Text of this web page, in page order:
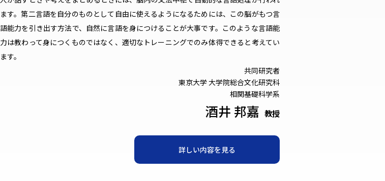
ます。第二言語を自分のものとして自由に使えるようになるためには、この脳がもつ言
語能力を引き出す方法で、自然に言語を身につけることが大事です。このような言語能
力は教わって身につくものではなく、適切なトレーニングでのみ体得できると考えてい
ます。
共同研究者
東京大学 大学院総合文化研究科
相関基礎科学系
酒井 邦嘉 教授
詳しい内容を見る